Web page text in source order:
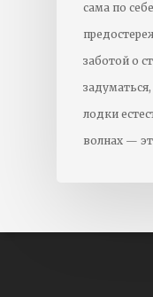
сама по
заботой о
лодки
волнах —